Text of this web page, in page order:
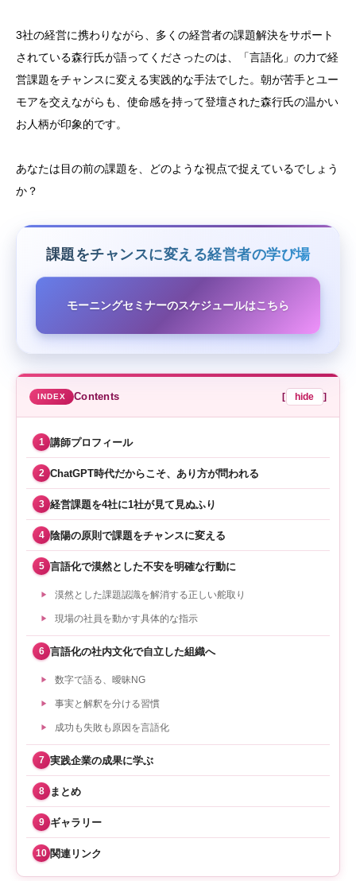
3社の経営に携わりながら、多くの経営者の課題解決をサポート
されている森行氏が語ってくださったのは、「言語化」の力で経
営課題をチャンスに変える実践的な手法でした。朝が苦手とユー
モアを交えながらも、使命感を持って登壇された森行氏の温かい
お人柄が印象的です。
あなたは目の前の課題を、どのような視点で捉えているでしょう
か？
課題をチャンスに変える経営者の学び場
モーニングセミナーのスケジュールはこちら
Contents [ hide ]
1 講師プロフィール
2 ChatGPT時代だからこそ、あり方が問われる
3 経営課題を4社に1社が見て見ぬふり
4 陰陽の原則で課題をチャンスに変える
5 言語化で漠然とした不安を明確な行動に
漠然とした課題認識を解消する正しい舵取り
現場の社員を動かす具体的な指示
6 言語化の社内文化で自立した組織へ
数字で語る、曖昧NG
事実と解釈を分ける習慣
成功も失敗も原因を言語化
7 実践企業の成果に学ぶ
8 まとめ
9 ギャラリー
10 関連リンク